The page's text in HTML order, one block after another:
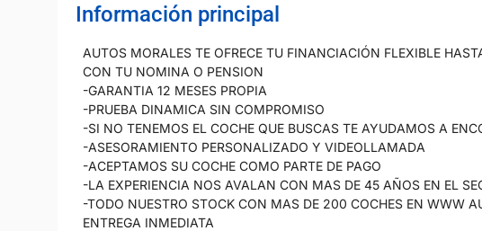
Información principal
AUTOS MORALES TE OFRECE TU FINANCIACIÓN FLEXIBLE
CON TU NOMINA O PENSION
-GARANTIA 12 MESES PROPIA
-PRUEBA DINAMICA SIN COMPROMISO
-SI NO TENEMOS EL COCHE QUE BUSCAS TE AYUDAMOS A
-ASESORAMIENTO PERSONALIZADO Y VIDEOLLAMADA
-ACEPTAMOS SU COCHE COMO PARTE DE PAGO
-LA EXPERIENCIA NOS AVALAN CON MAS DE 45 AÑOS EN EL
-TODO NUESTRO STOCK CON MAS DE 200 COCHES EN WWW
ENTREGA INMEDIATA